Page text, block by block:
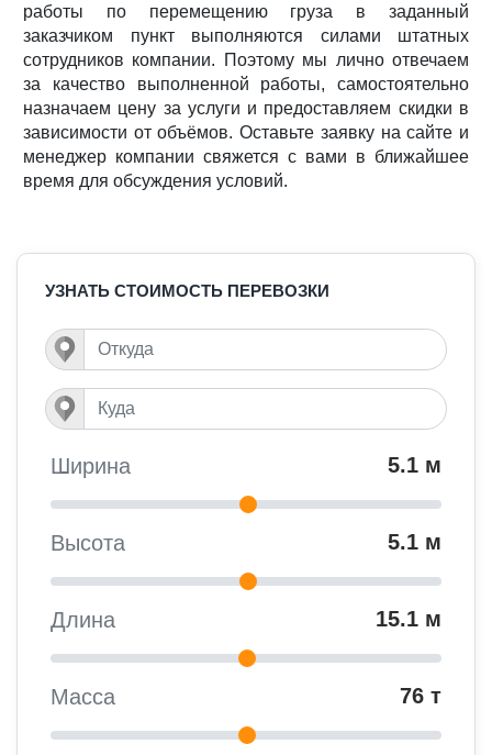
работы по перемещению груза в заданный
заказчиком пункт выполняются силами штатных
сотрудников компании. Поэтому мы лично отвечаем
за качество выполненной работы, самостоятельно
назначаем цену за услуги и предоставляем скидки в
зависимости от объёмов. Оставьте заявку на сайте и
менеджер компании свяжется с вами в ближайшее
время для обсуждения условий.
УЗНАТЬ СТОИМОСТЬ ПЕРЕВОЗКИ
Ширина 5.1 м
Высота 5.1 м
Длина 15.1 м
Масса 76 т